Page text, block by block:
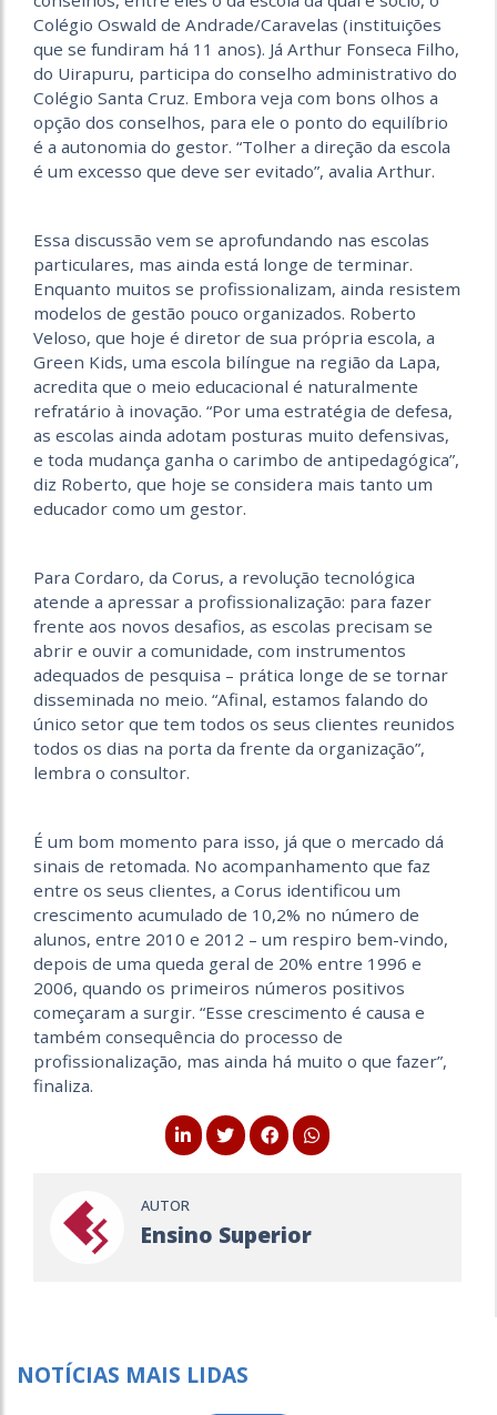
Colégio Oswald de Andrade/Caravelas (instituições
que se fundiram há 11 anos). Já Arthur Fonseca Filho,
do Uirapuru, participa do conselho administrativo do
Colégio Santa Cruz. Embora veja com bons olhos a
opção dos conselhos, para ele o ponto do equilíbrio
é a autonomia do gestor. “Tolher a direção da escola
é um excesso que deve ser evitado”, avalia Arthur.
Essa discussão vem se aprofundando nas escolas
particulares, mas ainda está longe de terminar.
Enquanto muitos se profissionalizam, ainda resistem
modelos de gestão pouco organizados. Roberto
Veloso, que hoje é diretor de sua própria escola, a
Green Kids, uma escola bilíngue na região da Lapa,
acredita que o meio educacional é naturalmente
refratário à inovação. “Por uma estratégia de defesa,
as escolas ainda adotam posturas muito defensivas,
e toda mudança ganha o carimbo de antipedagógica”,
diz Roberto, que hoje se considera mais tanto um
educador como um gestor.
Para Cordaro, da Corus, a revolução tecnológica
atende a apressar a profissionalização: para fazer
frente aos novos desafios, as escolas precisam se
abrir e ouvir a comunidade, com instrumentos
adequados de pesquisa – prática longe de se tornar
disseminada no meio. “Afinal, estamos falando do
único setor que tem todos os seus clientes reunidos
todos os dias na porta da frente da organização”,
lembra o consultor.
É um bom momento para isso, já que o mercado dá
sinais de retomada. No acompanhamento que faz
entre os seus clientes, a Corus identificou um
crescimento acumulado de 10,2% no número de
alunos, entre 2010 e 2012 – um respiro bem-vindo,
depois de uma queda geral de 20% entre 1996 e
2006, quando os primeiros números positivos
começaram a surgir. “Esse crescimento é causa e
também consequência do processo de
profissionalização, mas ainda há muito o que fazer”,
finaliza.
AUTOR
Ensino Superior
NOTÍCIAS MAIS LIDAS